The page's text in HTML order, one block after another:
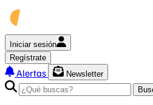
Iniciar sesión
Regístrate
Alertas
Newsletter